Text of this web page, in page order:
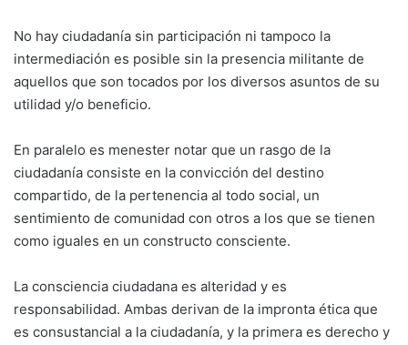
No hay ciudadanía sin participación ni tampoco la
intermediación es posible sin la presencia militante de
aquellos que son tocados por los diversos asuntos de su
utilidad y/o beneficio.
En paralelo es menester notar que un rasgo de la
ciudadanía consiste en la convicción del destino
compartido, de la pertenencia al todo social, un
sentimiento de comunidad con otros a los que se tienen
como iguales en un constructo consciente.
La consciencia ciudadana es alteridad y es
responsabilidad. Ambas derivan de la impronta ética que
es consustancial a la ciudadanía, y la primera es derecho y